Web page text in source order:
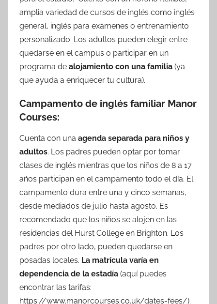
amplia variedad de cursos de inglés como inglés
general, inglés para exámenes o entrenamiento
personalizado. Los adultos pueden elegir entre
quedarse en el campus o participar en un
programa de alojamiento con una familia (ya
que ayuda a enriquecer tu cultura).
Campamento de inglés familiar Manor
Courses:
Cuenta con una agenda separada para niños y
adultos. Los padres pueden optar por tomar
clases de inglés mientras que los niños de 8 a 17
años participan en el campamento todo el día. El
campamento dura entre una y cinco semanas,
desde mediados de julio hasta agosto. Es
recomendado que los niños se alojen en las
residencias del Hurst College en Brighton. Los
padres por otro lado, pueden quedarse en
posadas locales. La matrícula varía en
dependencia de la estadía (aquí puedes
encontrar las tarifas:
https://www.manorcourses.co.uk/dates-fees/).